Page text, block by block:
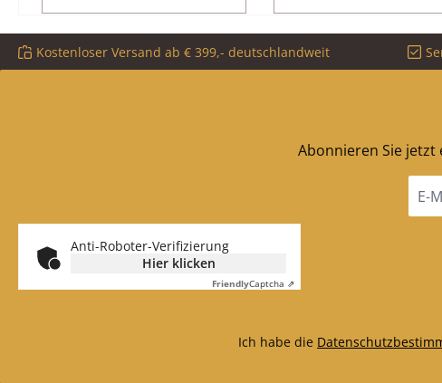
Kostenloser Versand ab € 399,- deutschlandweit
Abonnieren Sie
Mail-
Anti-Roboter-Verifizierung
Hier klicken
FriendlyCaptcha ⇗
Ich habe die